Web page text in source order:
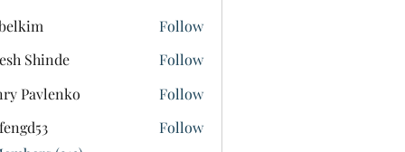
Follow
Shinde
Follow
Pavlenko
Follow
Follow